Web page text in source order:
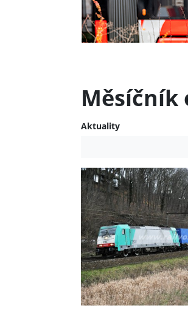
Měsíčník
Aktuality